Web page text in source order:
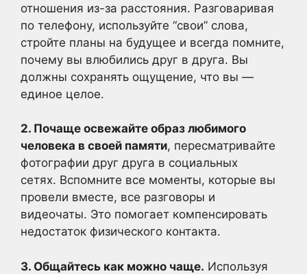
отношения из-за расстояния. Разговаривая
по телефону, используйте “свои” слова,
стройте планы на будущее и всегда помните,
почему вы влюбились друг в друга. Вы
должны сохранять ощущение, что вы —
единое целое.
2. Почаще освежайте образ любимого
человека в своей памяти, пересматривайте
фотографии друг друга в социальных
сетях. Вспомните все моменты, которые вы
провели вместе, все разговоры и
видеочаты. Это помогает компенсировать
недостаток физического контакта.
3. Общайтесь как можно чаще. Используя